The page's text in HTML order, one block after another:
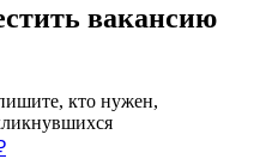
вакансию
кто нужен,